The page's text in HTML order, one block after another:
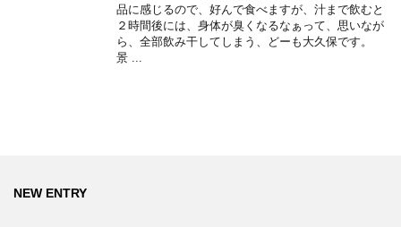
品に感じるので、好んで食べますが、汁まで飲むと
２時間後には、身体が臭くなるなぁって、思いなが
ら、全部飲み干してしまう、どーも大久保です。
景 ...
NEW ENTRY